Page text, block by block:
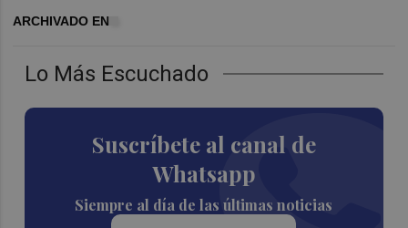
Lo Más Escuchado
Suscríbete al canal de
Whatsapp
Siempre al día de las últimas noticias
ARCHIVADO EN